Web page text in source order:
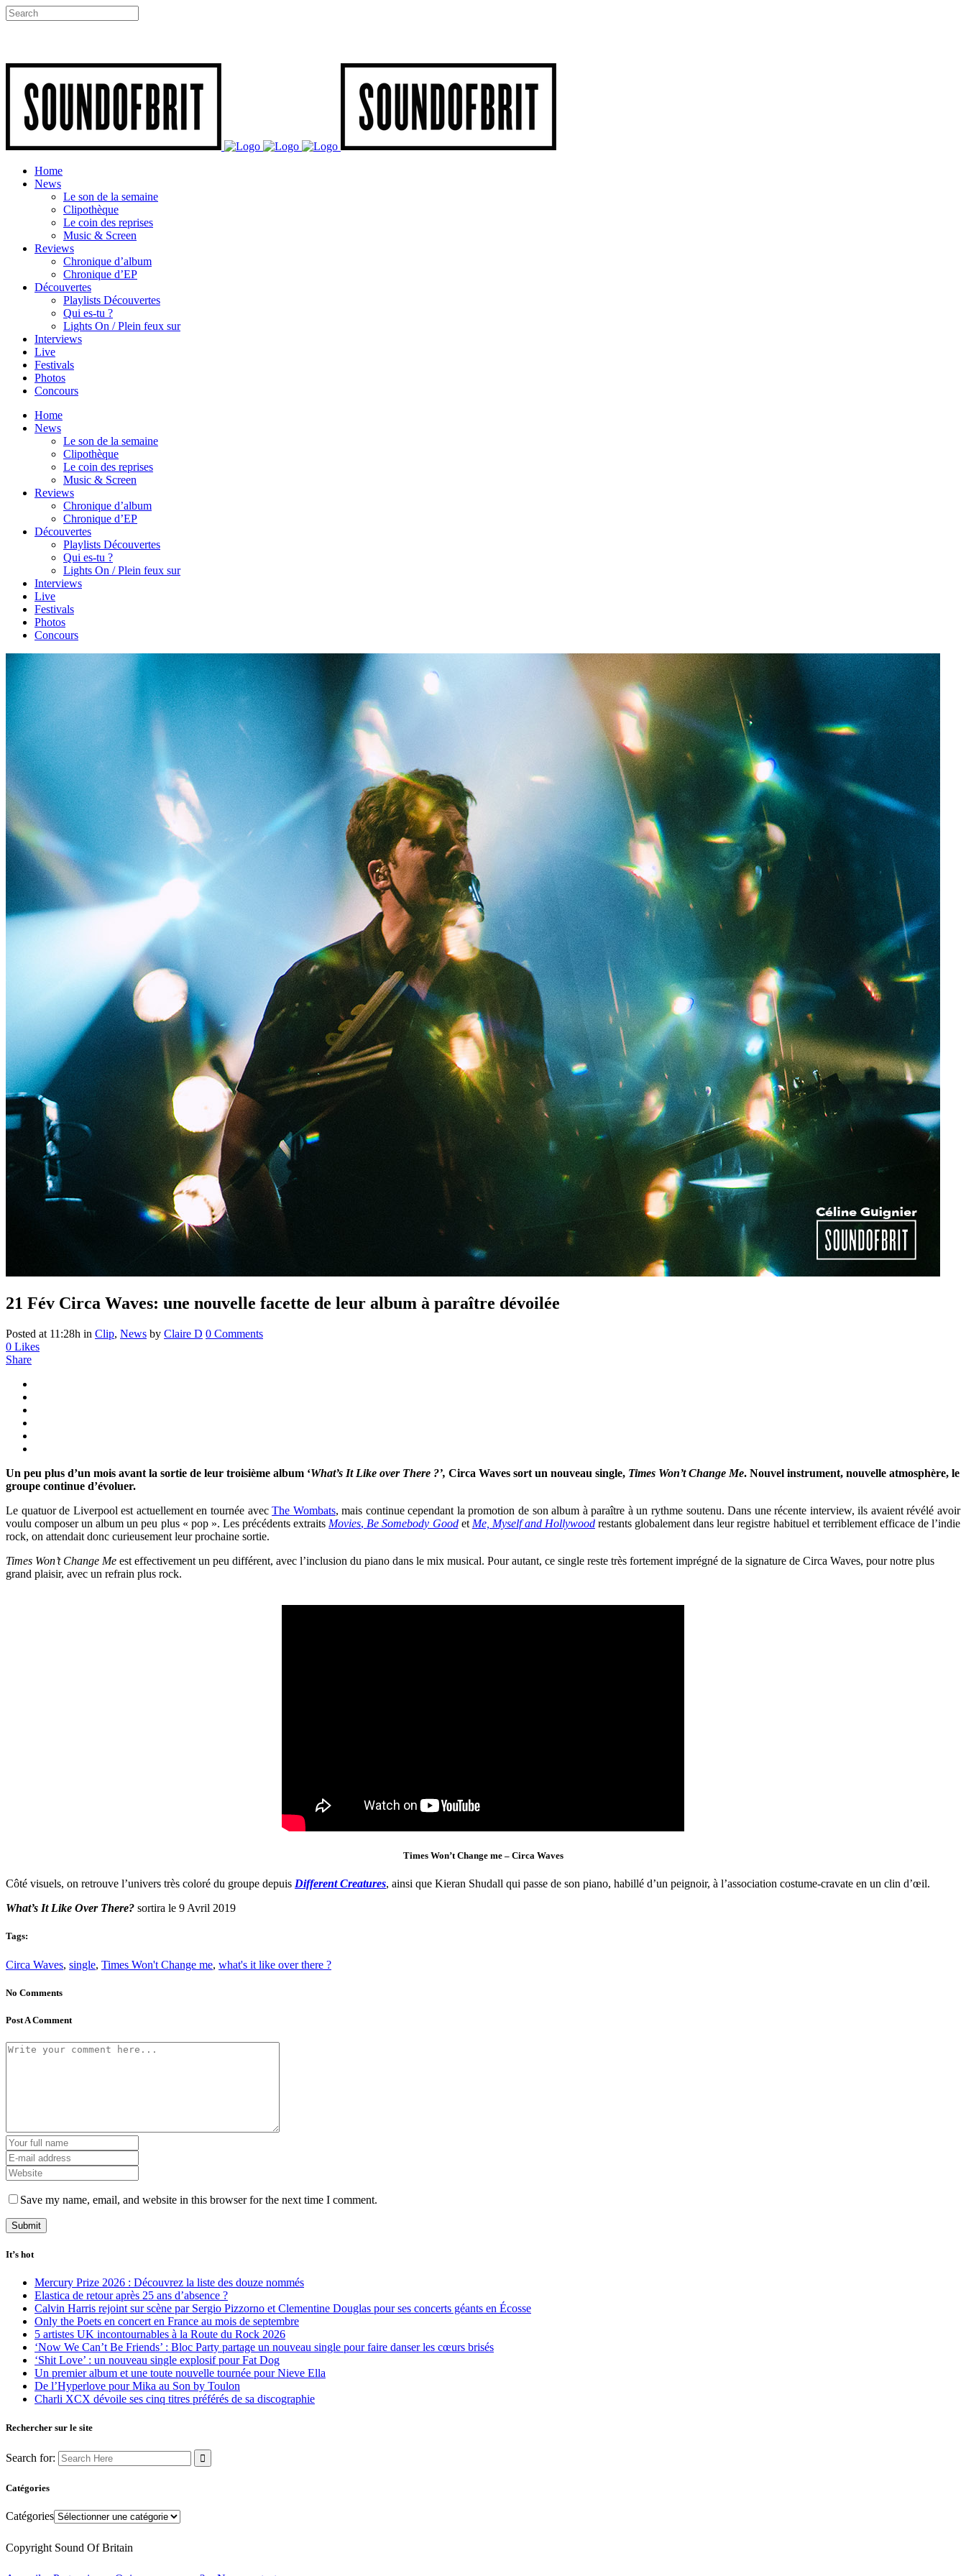
Home
News
Le son de la semaine
Clipothèque
Le coin des reprises
Music & Screen
Reviews
Chronique d’album
Chronique d’EP
Découvertes
Playlists Découvertes
Qui es-tu ?
Lights On / Plein feux sur
Interviews
Live
Festivals
Photos
Concours
Home
News
Le son de la semaine
Clipothèque
Le coin des reprises
Music & Screen
Reviews
Chronique d’album
Chronique d’EP
Découvertes
Playlists Découvertes
Qui es-tu ?
Lights On / Plein feux sur
Interviews
Live
Festivals
Photos
Concours
21 Fév Circa Waves: une nouvelle facette de leur album à paraître dévoilée
Posted at 11:28h in Clip, News by Claire D 0 Comments
0 Likes
Share
Un peu plus d’un mois avant la sortie de leur troisième album ‘What’s It Like over There ?’, Circa Waves sort un nouveau single, Times Won’t Change Me. Nouvel instrument, nouvelle atmosphère, le
groupe continue d’évoluer.
Le quatuor de Liverpool est actuellement en tournée avecThe Wombats, mais continue cependant la promotion de son album à paraître à un rythme soutenu. Dans une récente interview, ils avaient révélé avoir
voulu composer un album un peu plus « pop ». Les précédents extraits Movies, Be Somebody Goodet Me, Myself and Hollywoodrestants globalement dans leur registre habituel et terriblement efficace de l’indie
rock, on attendait donc curieusement leur prochaine sortie.
Times Won’t Change Me est effectivement un peu différent, avec l’inclusion du piano dans le mix musical. Pour autant, ce single reste très fortement imprégné de la signature de Circa Waves, pour notre plus
grand plaisir, avec un refrain plus rock.
Times Won’t Change me – Circa Waves
Côté visuels, on retrouve l’univers très coloré du groupe depuis Different Creatures, ainsi que Kieran Shudall qui passe de son piano, habillé d’un peignoir, à l’association costume-cravate en un clin d’œil.
What’s It Like Over There? sortira le 9 Avril 2019
Tags:
Circa Waves, single, Times Won't Change me, what's it like over there ?
No Comments
Post A Comment
Save my name, email, and website in this browser for the next time I comment.
It’s hot
Mercury Prize 2026 : Découvrez la liste des douze nommés
Elastica de retour après 25 ans d’absence ?
Calvin Harris rejoint sur scène par Sergio Pizzorno et Clementine Douglas pour ses concerts géants en Écosse
Only the Poets en concert en France au mois de septembre
5 artistes UK incontournables à la Route du Rock 2026
‘Now We Can’t Be Friends’ : Bloc Party partage un nouveau single pour faire danser les cœurs brisés
‘Shit Love’ : un nouveau single explosif pour Fat Dog
Un premier album et une toute nouvelle tournée pour Nieve Ella
De l’Hyperlove pour Mika au Son by Toulon
Charli XCX dévoile ses cinq titres préférés de sa discographie
Rechercher sur le site
Search for:
Catégories
Catégories
Copyright Sound Of Britain